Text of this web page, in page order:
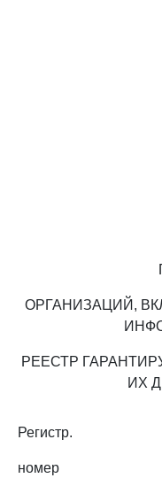
ОРГАНИЗАЦИЙ,
РЕЕСТР
ИХ
Регистр.
номер